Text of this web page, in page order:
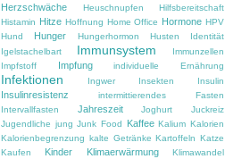
Herzschwäche Heuschnupfen
Hilfsbereitschaft
Histamin Hitze Hoffnung Home Office Hormone HPV
Hund
Hunger Hungerhormon Husten
Identität
Igelstachelbart
Immunsystem
Immunzellen
Impfstoff
Impfung individuelle Ernährung
Infektionen Ingwer Insekten Insulin
Insulinresistenz
intermittierendes Fasten
Intervallfasten
Jahreszeit Joghurt
Juckreiz
Jugendliche jung Junk Food Kaffee Kalium Kalorien
Kalorienbegrenzung kalte Getränke Kartoffeln Katze
Kaufen
Kinder Klimaerwärmung
Klimawandel